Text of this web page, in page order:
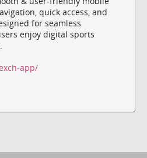
quick access, and
for seamless
enjoy digital sports
app/